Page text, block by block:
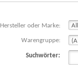
Hersteller oder Marke:
Warengruppe:
Suchwörter: